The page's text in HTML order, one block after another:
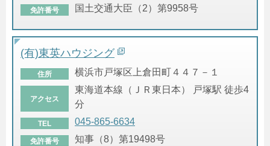
免許番号 国土交通大臣（2）第9958号
(有)東英ハウジング
住所 横浜市戸塚区上倉田町４４７－１
アクセス
東海道本線（ＪＲ東日本） 戸塚駅 徒歩4
分
TEL 045-865-6634
免許番号 知事（8）第19498号